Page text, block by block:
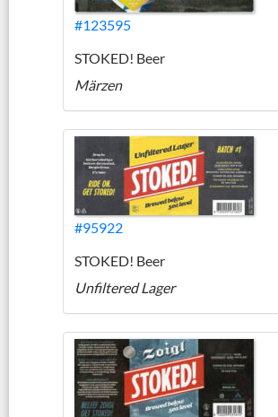
#123595
STOKED! Beer
Märzen
#95922
STOKED! Beer
Unfiltered Lager